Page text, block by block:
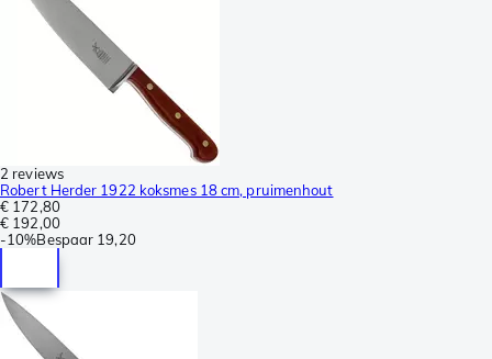
2 reviews
Robert Herder 1922 koksmes 18 cm, pruimenhout
€ 172,80
€ 192,00
-10%Bespaar 19,20